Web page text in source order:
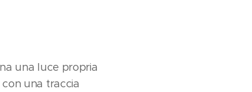
una luce propria
una traccia